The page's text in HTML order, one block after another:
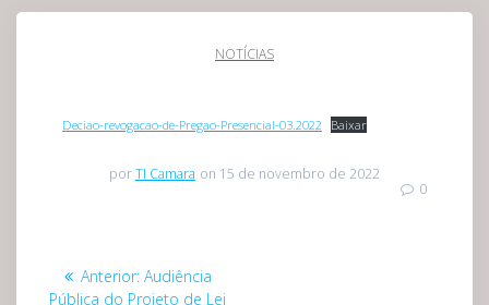
NOTÍCIAS
Deciao-revogacao-de-Pregao-Presencial-03.2022 Baixar
porTI Camara on 15 de novembro de 2022
0
Anterior: Audiência
Pública do Projeto de Lei